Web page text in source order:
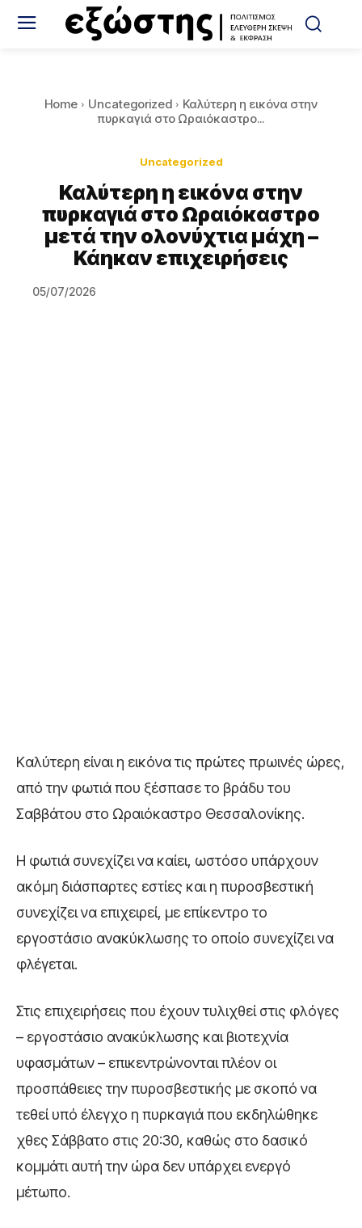
Home Uncategorized
Καλύτερη η εικόνα στην
πυρκαγιά στο Ωραιόκαστρο...
Uncategorized
Καλύτερη η εικόνα στην
πυρκαγιά στο Ωραιόκαστρο
μετά την ολονύχτια μάχη –
Κάηκαν επιχειρήσεις
05/07/2026
Kαλύτερη είναι η εικόνα τις πρώτες πρωινές ώρες,
από την φωτιά που ξέσπασε το βράδυ του
Σαββάτου στο Ωραιόκαστρο Θεσσαλονίκης.
Η φωτιά συνεχίζει να καίει, ωστόσο υπάρχουν
ακόμη διάσπαρτες εστίες και η πυροσβεστική
συνεχίζει να επιχειρεί, με επίκεντρο το
εργοστάσιο ανακύκλωσης το οποίο συνεχίζει να
φλέγεται.
Στις επιχειρήσεις που έχουν τυλιχθεί στις φλόγες
– εργοστάσιο ανακύκλωσης και βιοτεχνία
υφασμάτων – επικεντρώνονται πλέον οι
προσπάθειες την πυροσβεστικής με σκοπό να
τεθεί υπό έλεγχο η πυρκαγιά που εκδηλώθηκε
χθες Σάββατο στις 20:30, καθώς στο δασικό
κομμάτι αυτή την ώρα δεν υπάρχει ενεργό
μέτωπο.